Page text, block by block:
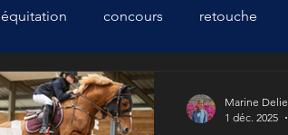
équitation concours retouche
Marine Delie
1 déc. 2025